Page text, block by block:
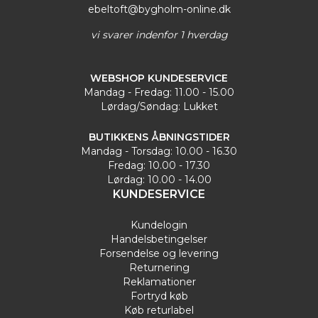
ebeltoft@bygholm-online.dk
vi svarer indenfor 1 hverdag
WEBSHOP KUNDESERVICE
Mandag - Fredag: 11.00 - 15.00
Lørdag/Søndag: Lukket
BUTIKKENS ÅBNINGSTIDER
Mandag - Torsdag: 10.00 - 16.30
Fredag: 10.00 - 17.30
Lørdag: 10.00 - 14.00
KUNDESERVICE
Kundelogin
Handelsbetingelser
Forsendelse og levering
Returnering
Reklamationer
Fortryd køb
Køb returlabel